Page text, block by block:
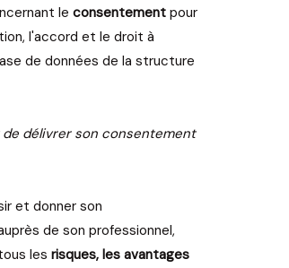
leconsentementpour
l'accord et le droit à
de données de la structure
délivrer son consentement
et donner son
de son professionnel,
lesrisques, les avantages